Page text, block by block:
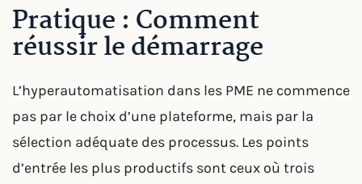
Pratique : Comment
réussir le démarrage
L’hyperautomatisation dans les PME ne commence
pas par le choix d’une plateforme, mais par la
sélection adéquate des processus. Les points
d’entrée les plus productifs sont ceux où trois